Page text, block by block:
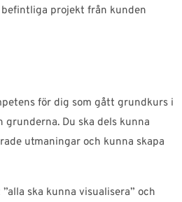
projekt från kunden
för dig som gått grundkurs i
grunderna. Du ska dels kunna
utmaningar och kunna skapa
ska kunna visualisera” och